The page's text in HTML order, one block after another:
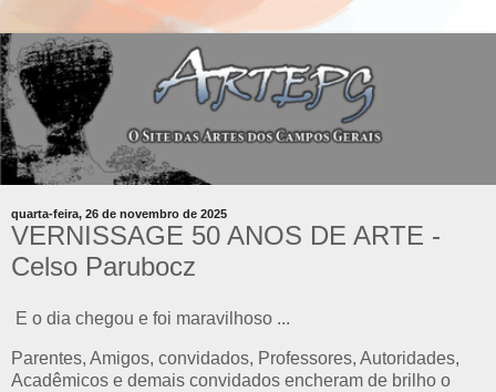
quarta-feira, 26 de novembro de 2025
VERNISSAGE 50 ANOS DE ARTE -
Celso Parubocz
E o dia chegou e foi maravilhoso ...
Parentes, Amigos, convidados, Professores, Autoridades,
Acadêmicos e demais convidados encheram de brilho o